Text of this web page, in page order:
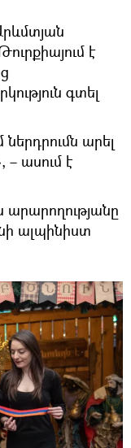
է
գտել
արել
– ասում է
ալպինիստ